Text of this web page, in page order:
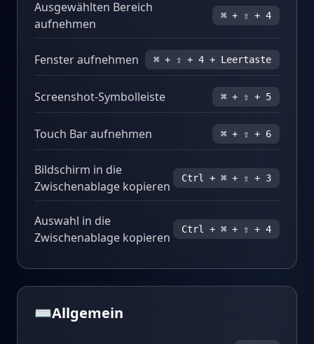
Ausgewählten Bereich
aufnehmen
⌘ + ⇧ + 4
Fenster aufnehmen ⌘ + ⇧ + 4 + Leertaste
Screenshot-Symbolleiste ⌘ + ⇧ + 5
Touch Bar aufnehmen ⌘ + ⇧ + 6
Bildschirm in die
Zwischenablage kopieren
Ctrl + ⌘ + ⇧ + 3
Auswahl in die
Zwischenablage kopieren
Ctrl + ⌘ + ⇧ + 4
⌨️Allgemein